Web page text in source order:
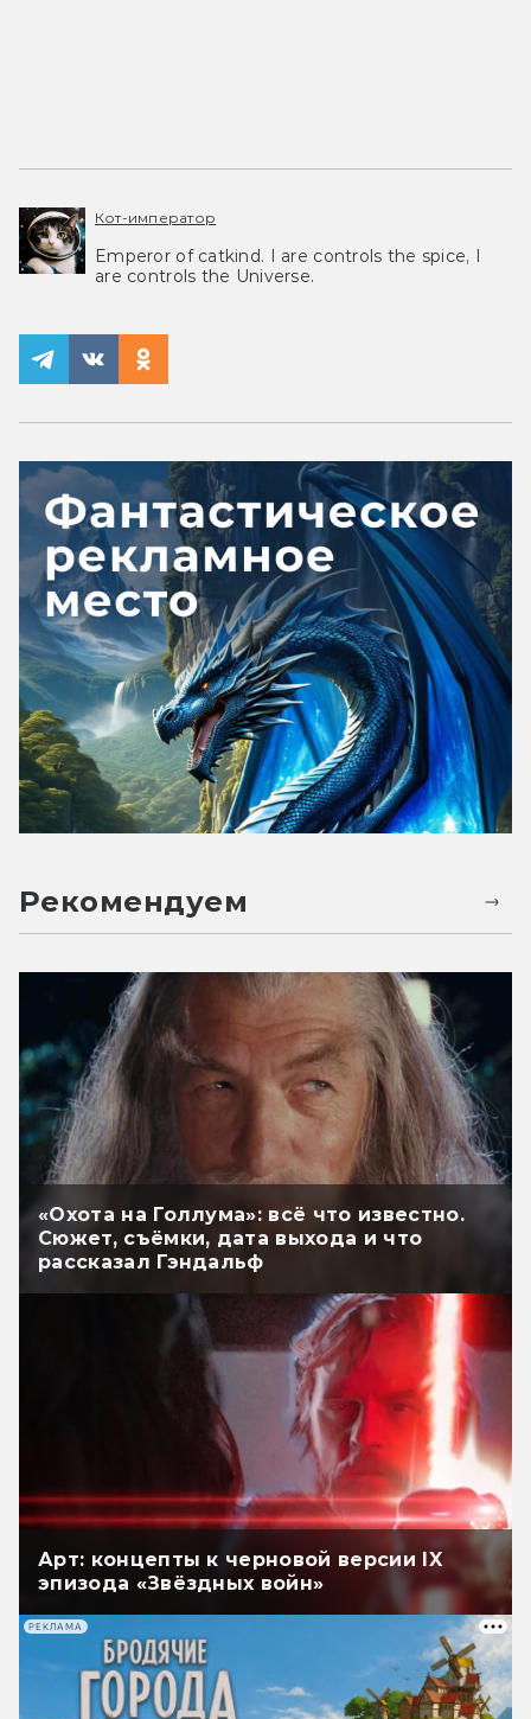
Кот-император
Emperor of catkind. I are controls the spice, I
are controls the Universe.
Рекомендуем
«Охота на Голлума»: всё что известно.
Сюжет, съёмки, дата выхода и что
рассказал Гэндальф
Арт: концепты к черновой версии IX
эпизода «Звёздных войн»
РЕКЛАМА